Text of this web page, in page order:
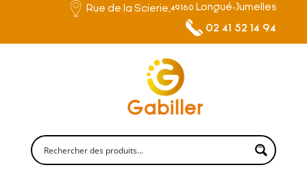
Rue de la Scierie,49160 Longué-Jumelles
02 41 52 14 94